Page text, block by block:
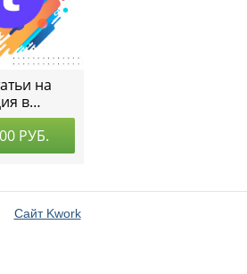
Сайт Kwork